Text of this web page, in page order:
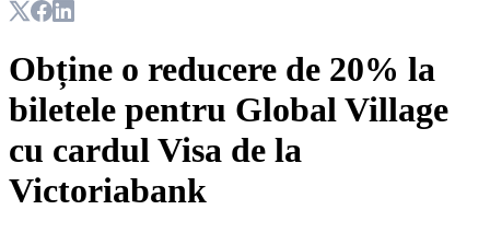
Obține o reducere de 20% la
biletele pentru Global Village
cu cardul Visa de la
Victoriabank